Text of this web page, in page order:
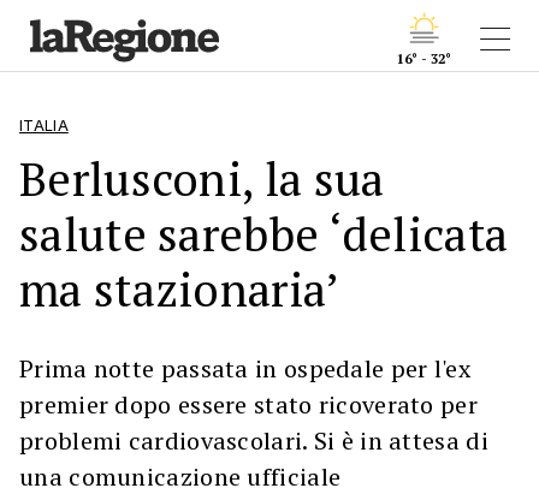
16° - 32°
ITALIA
Berlusconi, la sua
salute sarebbe ‘delicata
ma stazionaria’
Prima notte passata in ospedale per l'ex
premier dopo essere stato ricoverato per
problemi cardiovascolari. Si è in attesa di
una comunicazione ufficiale